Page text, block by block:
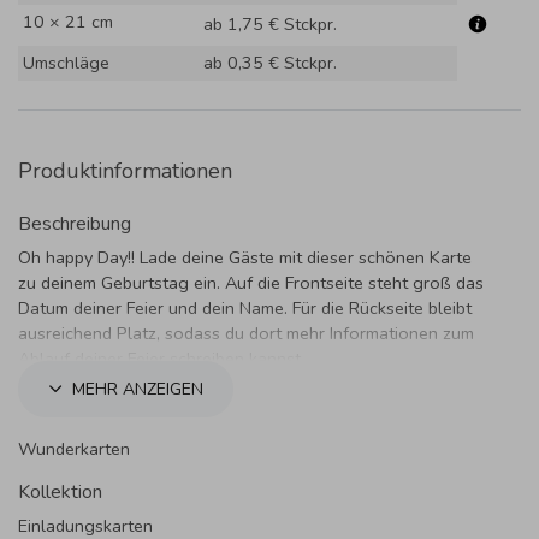
10 × 21 cm
ab 1,75 € Stckpr.
Umschläge
ab 0,35 € Stckpr.
Produktinformationen
Beschreibung
Oh happy Day!! Lade deine Gäste mit dieser schönen Karte
zu deinem Geburtstag ein. Auf die Frontseite steht groß das
Datum deiner Feier und dein Name. Für die Rückseite bleibt
ausreichend Platz, sodass du dort mehr Informationen zum
MEHR ANZEIGEN
Wunderkarten
Kollektion
Einladungskarten